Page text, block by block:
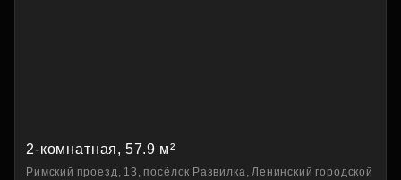
2-комнатная, 57.9 м²
Римский проезд, 13, посёлок Развилка, Ленинский городской